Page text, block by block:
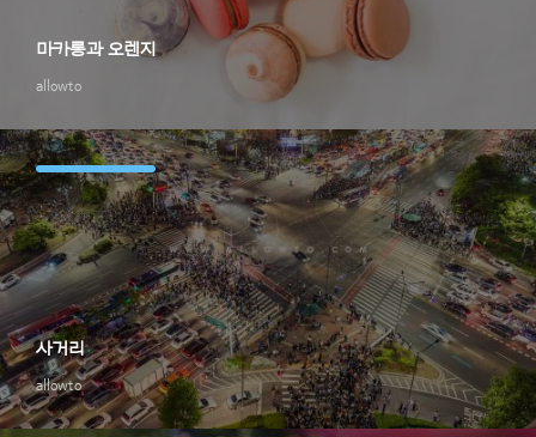
allowto
마카롱과 오렌지
allowto
사거리